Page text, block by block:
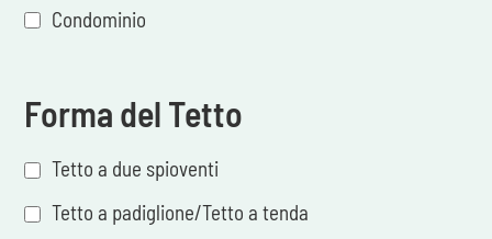
Condominio
Forma del Tetto
Tetto a due spioventi
Tetto a padiglione/Tetto a tenda